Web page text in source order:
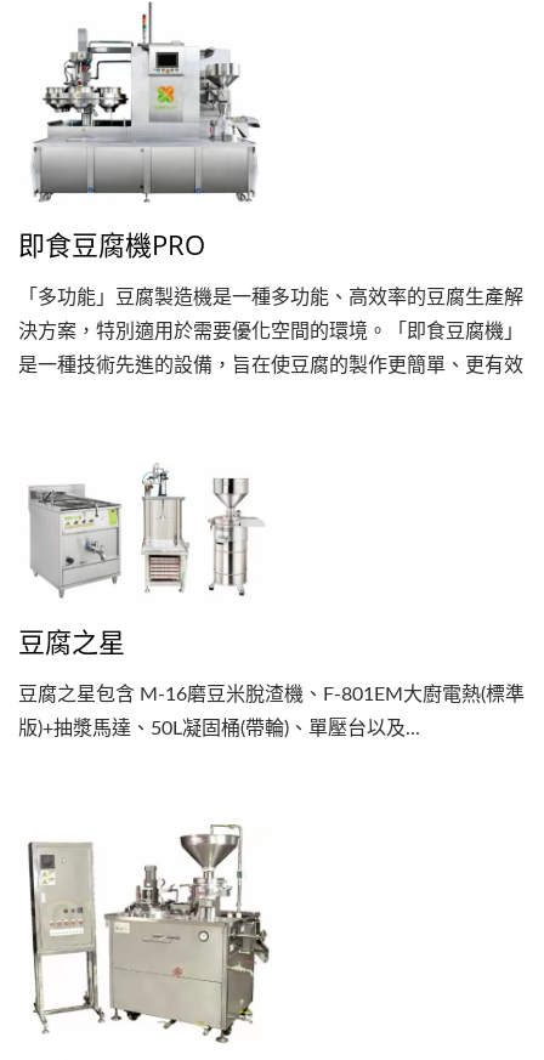
即食豆腐機PRO
「多功能」豆腐製造機是一種多功能、高效率的豆腐生產解
決方案，特別適用於需要優化空間的環境。「即食豆腐機」
是一種技術先進的設備，旨在使豆腐的製作更簡單、更有效
專為需要穩定可靠、高品質產品的使用者所設計，因此非常
適合連鎖店、食品製造商，或是對豆腐製作過程有高要求的
廚師。總之，「專業豆腐機」是專為專業用途而設計的頂級
工具，可確保豆腐製作的效率、精確度及高產量。
豆腐之星
豆腐之星包含 M-16磨豆米脫渣機、F-801EM大廚電熱(標準
版)+抽漿馬達、50L凝固桶(帶輪)、單壓台以及...